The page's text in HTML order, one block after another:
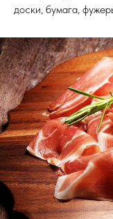
доски, бумага,